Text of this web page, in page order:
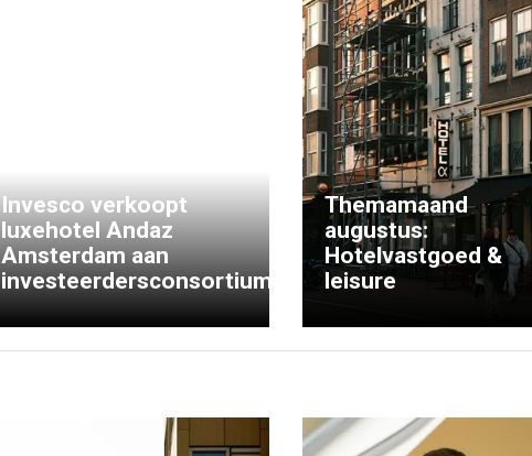
Invesco verkoopt
luxehotel Andaz
Amsterdam aan
investeerdersconsortium
Themamaand
augustus:
Hotelvastgoed &
leisure